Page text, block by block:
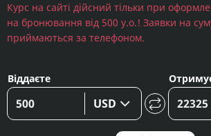
Курс на сайті дійсний тільки при
на бронювання від 500 у.о.! Заявки на
приймаються за телефоном.
Віддаєте
USD